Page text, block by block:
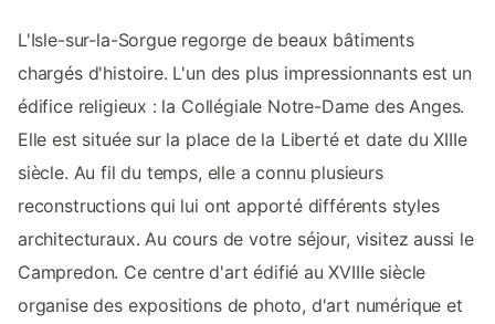
L'Isle-sur-la-Sorgue regorge de beaux bâtiments
chargés d'histoire. L'un des plus impressionnants est un
édifice religieux : la Collégiale Notre-Dame des Anges.
Elle est située sur la place de la Liberté et date du XIIIe
siècle. Au fil du temps, elle a connu plusieurs
reconstructions qui lui ont apporté différents styles
architecturaux. Au cours de votre séjour, visitez aussi le
Campredon. Ce centre d'art édifié au XVIIIe siècle
organise des expositions de photo, d'art numérique et